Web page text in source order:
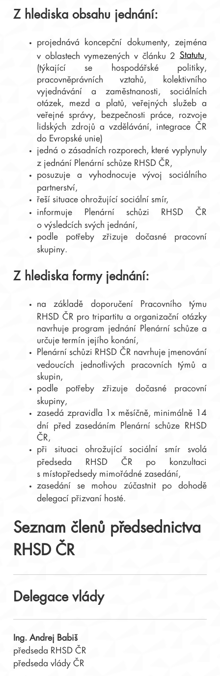
Z hlediska obsahu jednání:
projednává koncepční dokumenty, zejména
v oblastech vymezených v článku 2 Statutu
(týkající se hospodářské politiky,
pracovněprávních vztahů, kolektivního
vyjednávání a zaměstnanosti, sociálních
otázek, mezd a platů, veřejných služeb a
veřejné správy, bezpečnosti práce, rozvoje
lidských zdrojů a vzdělávání, integrace ČR
do Evropské unie)
jedná o zásadních rozporech, které vyplynuly
z jednání Plenární schůze RHSD ČR,
posuzuje a vyhodnocuje vývoj sociálního
partnerství,
řeší situace ohrožující sociální smír,
informuje Plenární schůzi RHSD ČR
o výsledcích svých jednání,
podle potřeby zřizuje dočasné pracovní
skupiny.
Z hlediska formy jednání:
na základě doporučení Pracovního týmu
RHSD ČR pro tripartitu a organizační otázky
navrhuje program jednání Plenární schůze a
určuje termín jejího konání,
Plenární schůzi RHSD ČR navrhuje jmenování
vedoucích jednotlivých pracovních týmů a
skupin,
podle potřeby zřizuje dočasné pracovní
skupiny,
zasedá zpravidla 1x měsíčně, minimálně 14
dní před zasedáním Plenární schůze RHSD
ČR,
při situaci ohrožující sociální smír svolá
předseda RHSD ČR po konzultaci
s místopředsedy mimořádné zasedání,
zasedání se mohou zúčastnit po dohodě
delegací přizvaní hosté.
Seznam členů předsednictva
RHSD ČR
Delegace vlády
Ing. Andrej Babiš
předseda RHSD ČR
předseda vlády ČR